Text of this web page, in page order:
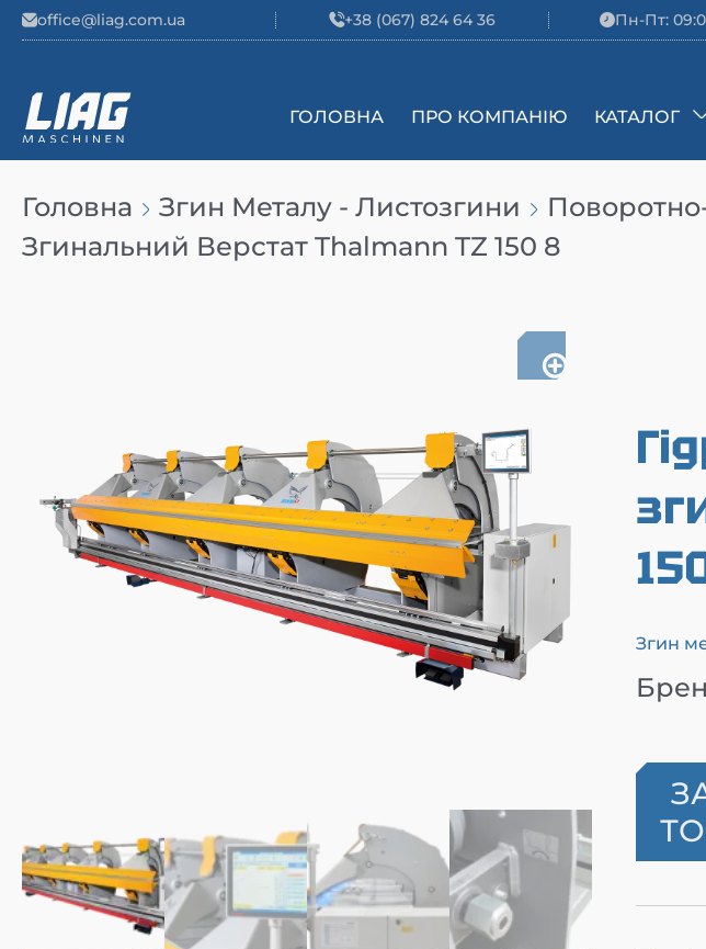
Skip to content
office@liag.com.ua +38 (067) 824 64 36 Пн-Пт:
Main Navigation
ГОЛОВНА ПРО КОМПАНІЮ КАТАЛОГ
Головна Згин Металу - Листозгини
Згинальний Верстат Thalmann TZ 150 8
Згин